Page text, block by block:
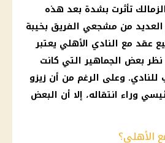
تأثرت بشدة بعد هذه
من مشجعي الفريق بخيبة
عقد مع النادي الأهلي يعتبر
بعض الجماهير التي كانت
للنادي. وعلى الرغم من أن زيزو
وراء انتقاله، إلا أن البعض
الأهلي؟